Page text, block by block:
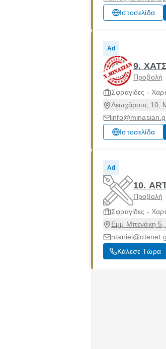
Ιστοσελίδα
Ad
9.
Προβολή
Σφραγίδες -
Λεωχάρους 10,
Ιστοσελίδα
Ad
10.
Προβολή
Σφραγίδες -
Εμμ Μπενάκη 5,
Κάλεσε Τώρα